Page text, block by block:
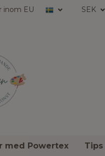
inom EU SEK
med Powertex